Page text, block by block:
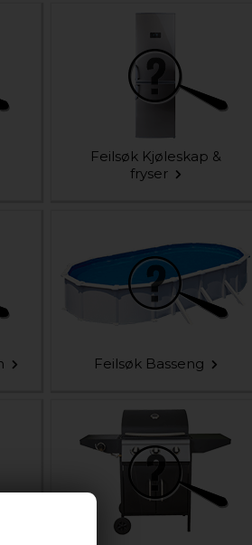
Feilsøk Kjøleskap &
fryser
Feilsøk Basseng